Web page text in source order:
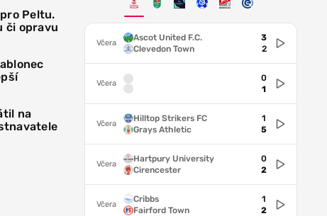
Peltu.
či opravu
na
Včera
Ascot United F.C.
Clevedon Town
3
2
Včera
0
1
Včera
Hilltop Strikers FC
Grays Athletic
1
5
Včera
Hartpury University
Cirencester
0
2
Včera
Cribbs
Fairford Town
1
2